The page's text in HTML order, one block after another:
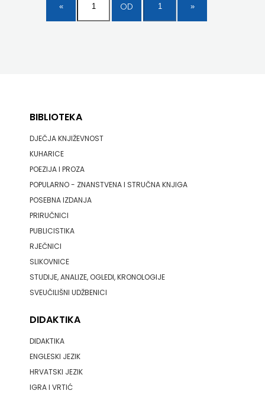
NAKLADA
ULIKS
NARODNA
HNŽ/K
NAŠA
DJECA
NOVOTEKS
OD
BIBLIOTEKA
DJEČJA KNJIŽEVNOST
KUHARICE
POEZIJA I PROZA
POPULARNO - ZNANSTVENA I STRUČNA KNJIGA
POSEBNA IZDANJA
PRIRUČNICI
PUBLICISTIKA
RJEČNICI
SLIKOVNICE
STUDIJE, ANALIZE, OGLEDI, KRONOLOGIJE
SVEUČILIŠNI UDŽBENICI
DIDAKTIKA
DIDAKTIKA
ENGLESKI JEZIK
HRVATSKI JEZIK
IGRA I VRTIĆ